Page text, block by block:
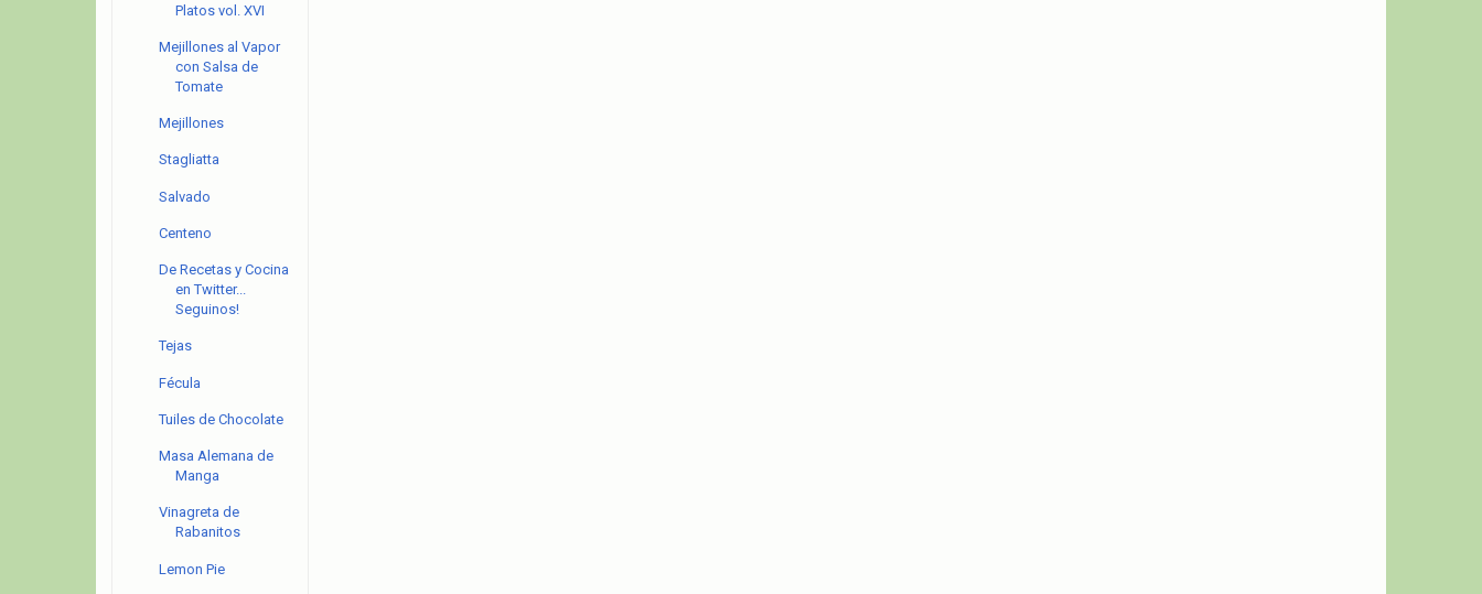
Platos vol. XVI
Mejillones al Vapor
con Salsa de
Tomate
Mejillones
Stagliatta
Salvado
Centeno
De Recetas y Cocina
en Twitter...
Seguinos!
Tejas
Fécula
Tuiles de Chocolate
Masa Alemana de
Manga
Vinagreta de
Rabanitos
Lemon Pie